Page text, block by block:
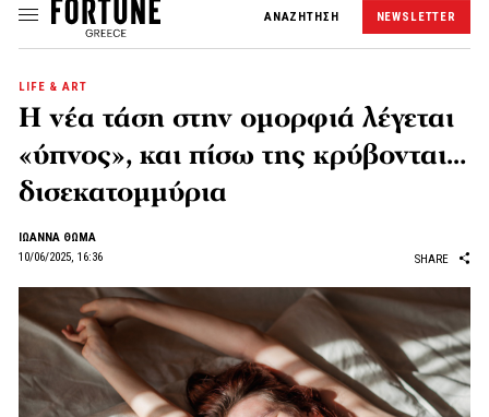
ΑΝΑΖΗΤΗΣΗ NEWSLETTER
LIFE & ART
Η νέα τάση στην ομορφιά λέγεται
«ύπνος», και πίσω της κρύβονται…
δισεκατομμύρια
ΙΩΑΝΝΑ ΘΩΜΑ
10/06/2025, 16:36
SHARE